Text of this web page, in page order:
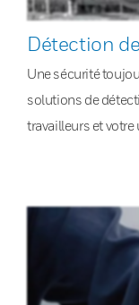
Détection
Une sécurité
solutions de
travailleurs et votre